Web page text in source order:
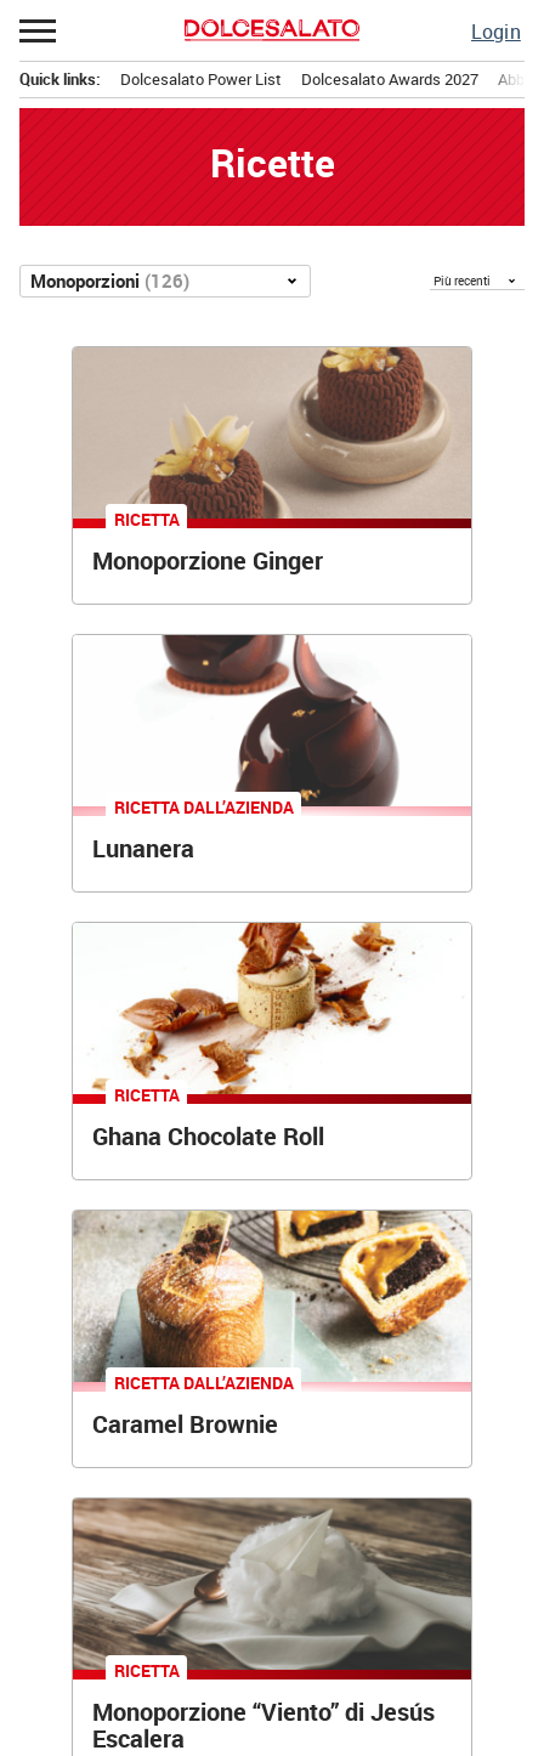
Passa
al
contenuto
Login
principale
Quick links: Dolcesalato Power List Dolcesalato Awards 2027
Ricette
Monoporzioni (126) Ordina
per
Monoporzioni
RICETTA
Monoporzione Ginger
RICETTADALL’AZIENDA
Lunanera
RICETTA
Ghana Chocolate Roll
RICETTADALL’AZIENDA
Caramel Brownie
RICETTA
Monoporzione “Viento” di Jesús
Escalera